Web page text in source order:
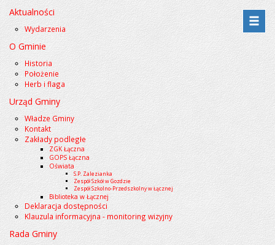
Aktualności
Wydarzenia
O Gminie
Historia
Położenie
Herb i flaga
Urząd Gminy
Władze Gminy
Kontakt
Zakłady podległe
ZGK Łączna
GOPS Łączna
Oświata
S.P. Zalezianka
Zespół Szkół w Gozdzie
Zespół Szkolno-Przedszkolny w Łącznej
Biblioteka w Łącznej
Deklaracja dostępności
Klauzula informacyjna - monitoring wizyjny
Rada Gminy
Przejdź
do
menu
Przejdź
do
treści